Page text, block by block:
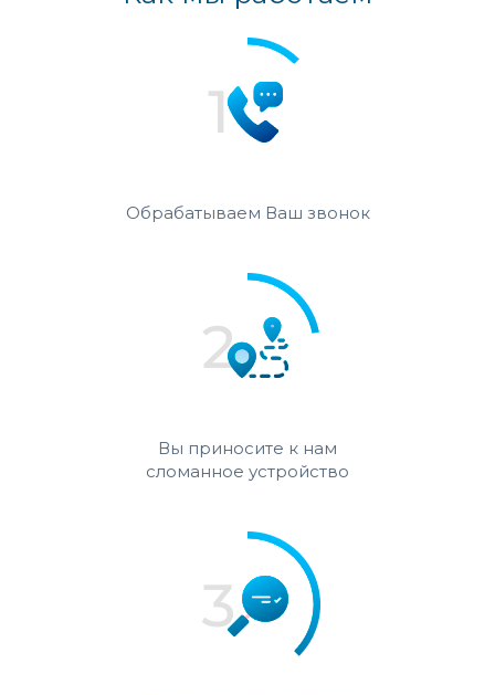
Обрабатываем Ваш звонок
Вы приносите к нам
сломанное устройство